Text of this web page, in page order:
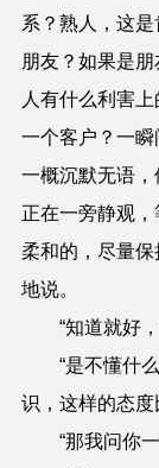
系？熟人，这
朋友？如果是
人有什么利害
一个客户？一
一概沉默无语
正在一旁静观
柔和的，尽量保
地说。
“知道就好，
“是不懂什么
识，这样的态度
“那我问你一